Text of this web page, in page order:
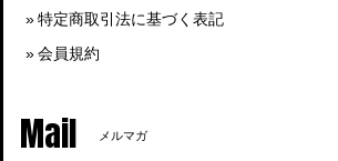
特定商取引法に基づく表記
会員規約
Mail メルマガ